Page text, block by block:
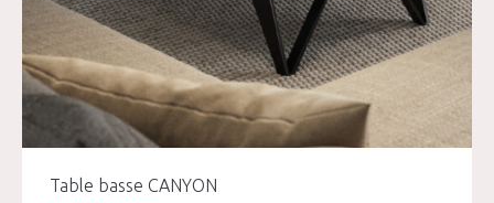
Table basse CANYON